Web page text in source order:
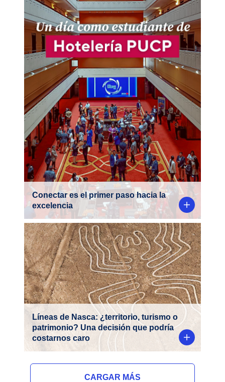
Conectar es el primer paso hacia la
excelencia
Durante su visita al Sheraton Lima,
nuestros estudiantes de Hotelería PUCP
descubrieron que la clave para ofrecer una
gran experiencia es construir primero un
equipo sólido. Inspirados por la charla del
Gerente General y guiados por expertos,
entendieron que la hospitalidad comienza
desde adentro.
Líneas de Nasca: ¿territorio, turismo o
patrimonio? Una decisión que podría
costarnos caro
El gobierno, a través del Ministerio de
Cultura,
ha decidido reducir en 42% la
extensión de la Reserva Arqueológica de
las Líneas y Geoglifos de Nasca
, pasando
de 5,633.47 km² a aproximadamente 3,200
km².
CARGAR MÁS